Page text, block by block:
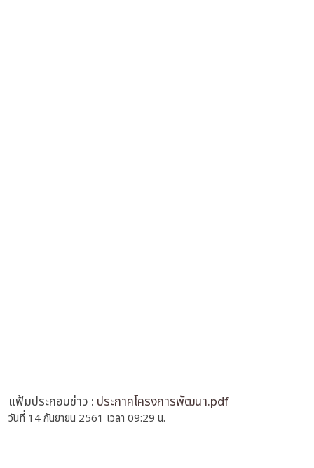
แฟ้มประกอบข่าว : ประกาศโครงการพัฒนา.pdf
วันที่ 14 กันยายน 2561 เวลา 09:29 น.